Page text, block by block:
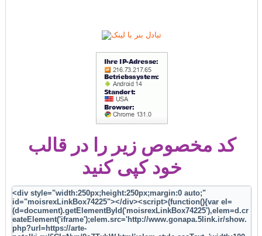
کد مخصوص زیر را در قالب
خود کپی کنید